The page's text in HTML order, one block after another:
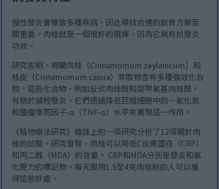
慢性發炎會導致多種疾病，因此尋找合適的飲食方案至
關重要。肉桂就是一個很好的選擇，因為它具有抗發炎
功效。
研究表明，錫蘭肉桂（Cinnamomum zeylanicum）和
桂皮（Cinnamomum cassia）萃取物含有多種強效化合
物。這些化合物，例如反式肉桂醛和鄰甲氧基肉桂醛，
有助於減輕發炎。它們透過降低巨噬細胞中的一氧化氮
和腫瘤壞死因子-α（TNF-α）水平來實現這一作用。
《植物療法研究》雜誌上的一項研究分析了12項關於肉
桂的試驗。研究發現，肉桂可以降低C反應蛋白（CRP）
和丙二醛（MDA）的含量。 CRP和MDA分別是發炎和氧
化壓力的標記物。每天服用1.5至4克肉桂粉的人可以獲
得這些好處。